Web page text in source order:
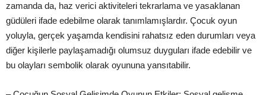
zamanda da, haz verici aktiviteleri tekrarlama ve yasaklanan
güdüleri ifade edebilme olarak tanımlamışlardır. Çocuk oyun
yoluyla, gerçek yaşamda kendisini rahatsız eden durumları veya
diğer kişilerle paylaşamadığı olumsuz duyguları ifade edebilir ve
bu olayları sembolik olarak oyununa yansıtabilir.